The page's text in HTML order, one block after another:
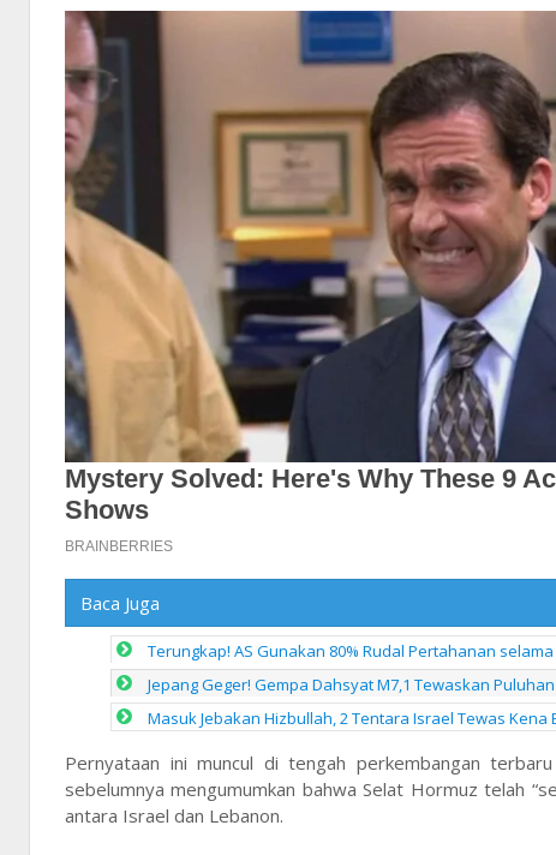
Baca Juga
Terungkap! AS Gunakan 80% Rudal Pertahanan
Jepang Geger! Gempa Dahsyat M7,1 Tewaskan
Masuk Jebakan Hizbullah, 2 Tentara Israel Tewas Kena
Pernyataan ini muncul di tengah perkembangan
sebelumnya mengumumkan bahwa Selat Hormuz telah
antara Israel dan Lebanon.